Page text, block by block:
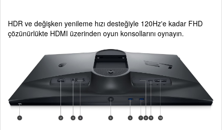
HDR ve değişken yenileme hızı desteğiyle 120Hz'e kadar FHD
çözünürlükte HDMI üzerinden oyun konsollarını oynayın.